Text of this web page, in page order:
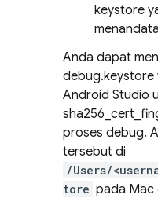
keystore
Anda dapat
debug.keystore
Android Studio
proses debug.
tersebut di
/Users/
tore pada Mac